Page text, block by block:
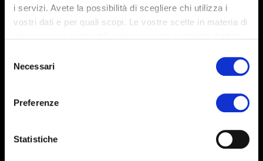
i servizi. Avete la possibilità di scegliere chi utilizza i
vostri dati e per quali scopi. Le vostre scelte in materia di
modificare o revocare il proprio consenso in qualsiasi
momento dalla Dichiarazione sui cookie o facendo clic
raccogliere informazioni sulla tua posizione
geografica, con un'approssimazione di qualche
delNecessari
Preferenze
Statistiche
La meilleure façon d’être informé sur le monde ICA et sur les nouveaux
effets. Les vidéos, les images et les catalogues vous permettront de